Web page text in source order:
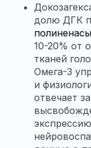
долю ДГК
10-20% от
тканей
Омега-3
и
отвечает